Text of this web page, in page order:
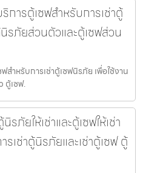
ารตู้เซฟสำหรับการเช่าตู้
รภัยส่วนตัวและตู้เซฟส่วน
ำหรับการเช่าตู้เซฟนิรภัย เพื่อใช้งาน
ตู้เซฟ.
ยให้เช่าและตู้เซฟให้เช่า
เช่าตู้นิรภัยและเช่าตู้เซฟ ตู้